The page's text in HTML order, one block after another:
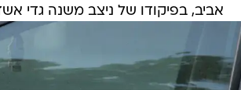
אביב, בפיקודו של ניצב משנה גדי